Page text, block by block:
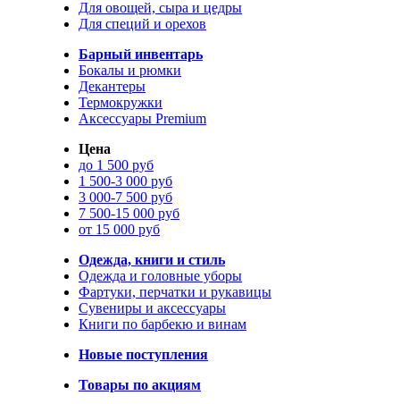
Для овощей, сыра и цедры
Для специй и орехов
Барный инвентарь
Бокалы и рюмки
Декантеры
Термокружки
Аксессуары Premium
Цена
до 1 500 руб
1 500-3 000 руб
3 000-7 500 руб
7 500-15 000 руб
от 15 000 руб
Одежда, книги и стиль
Одежда и головные уборы
Фартуки, перчатки и рукавицы
Сувениры и аксессуары
Книги по барбекю и винам
Новые поступления
Товары по акциям